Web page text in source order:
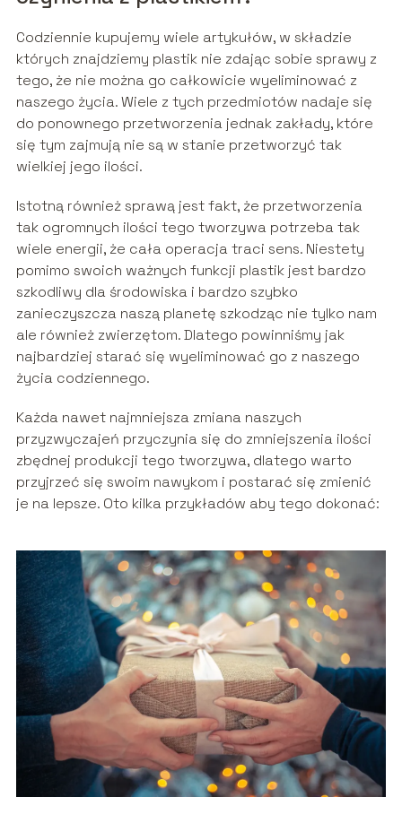
Codziennie kupujemy wiele artykułów, w składzie
których znajdziemy plastik nie zdając sobie sprawy z
tego, że nie można go całkowicie wyeliminować z
naszego życia. Wiele z tych przedmiotów nadaje się
do ponownego przetworzenia jednak zakłady, które
się tym zajmują nie są w stanie przetworzyć tak
wielkiej jego ilości.
Istotną również sprawą jest fakt, że przetworzenia
tak ogromnych ilości tego tworzywa potrzeba tak
wiele energii, że cała operacja traci sens. Niestety
pomimo swoich ważnych funkcji plastik jest bardzo
szkodliwy dla środowiska i bardzo szybko
zanieczyszcza naszą planetę szkodząc nie tylko nam
ale również zwierzętom. Dlatego powinniśmy jak
najbardziej starać się wyeliminować go z naszego
życia codziennego.
Każda nawet najmniejsza zmiana naszych
przyzwyczajeń przyczynia się do zmniejszenia ilości
zbędnej produkcji tego tworzywa, dlatego warto
przyjrzeć się swoim nawykom i postarać się zmienić
je na lepsze. Oto kilka przykładów aby tego dokonać: